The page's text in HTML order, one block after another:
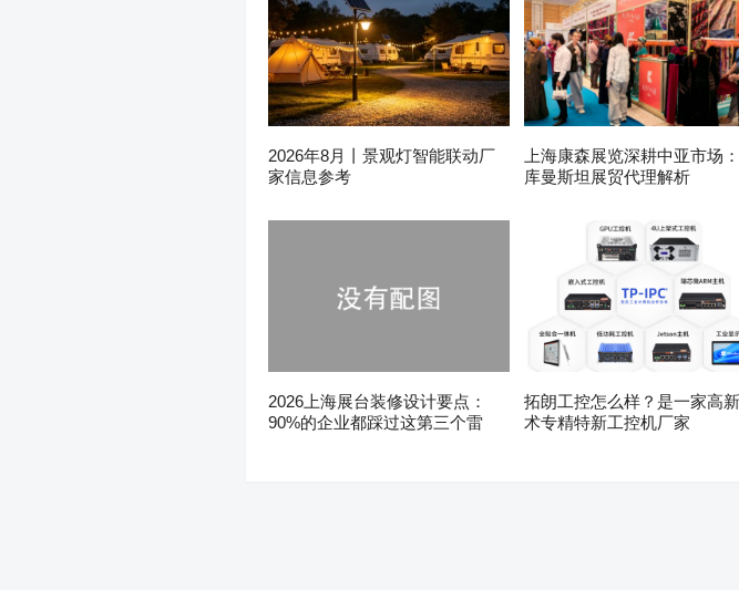
2026年8月丨景观灯智能联动厂
家信息参考
上海康森展览深耕中亚市场
库曼斯坦展贸代理解析
2026上海展台装修设计要点：
90%的企业都踩过这第三个雷
拓朗工控怎么样？是一家高
术专精特新工控机厂家